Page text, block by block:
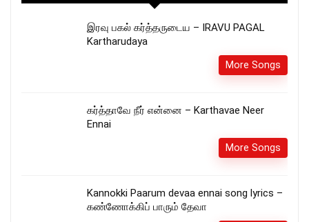
இரவு பகல் கர்த்தருடைய – IRAVU PAGAL
Kartharudaya
More Songs
கர்த்தாவே நீர் என்னை – Karthavae Neer
Ennai
More Songs
Kannokki Paarum devaa ennai song lyrics –
கண்ணோக்கிப் பாரும் தேவா